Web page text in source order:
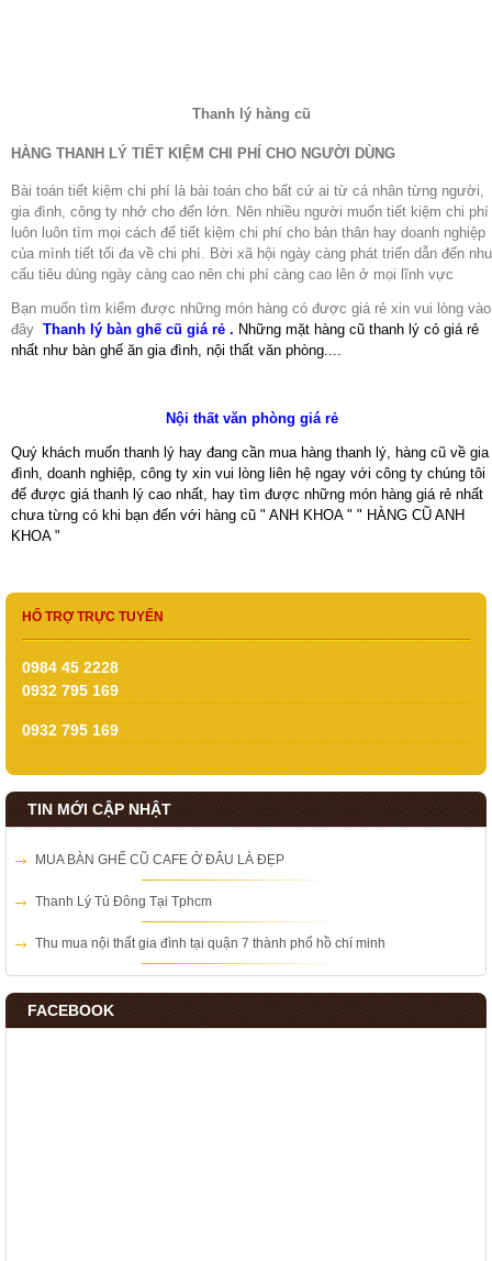
Thanh lý hàng cũ
HÀNG THANH LÝ TIẾT KIỆM CHI PHÍ CHO NGƯỜI DÙNG
Bài toán tiết kiệm chi phí là bài toán cho bất cứ ai từ cá nhân từng người,
gia đình, công ty nhở cho đến lớn. Nên nhiều người muốn tiết kiệm chi phí
luôn luôn tìm mọi cách để tiết kiệm chi phí cho bản thân hay doanh nghiệp
của mình tiết tối đa về chi phí. Bời xã hội ngày càng phát triển dẫn đến nhu
cấu tiêu dùng ngày càng cao nên chi phí càng cao lên ở mọi lĩnh vực
Bạn muốn tìm kiểm được những món hàng có được giá rẻ xin vui lòng vào
đây Thanh lý bàn ghế cũ giá rẻ . Những mặt hàng cũ thanh lý có giá rẻ
nhất như bàn ghế ăn gia đình, nội thất văn phòng....
Nội thất văn phòng giá rẻ
Quý khách muốn thanh lý hay đang cần mua hàng thanh lý, hàng cũ về gia
đình, doanh nghiệp, công ty xin vui lòng liên hệ ngay với công ty chúng tôi
để được giá thanh lý cao nhất, hay tìm được những món hàng giá rẻ nhất
chưa từng có khi bạn đến với hàng cũ " ANH KHOA " " HÀNG CŨ ANH
KHOA "
HỔ TRỢ TRỰC TUYẾN
0984 45 2228
0932 795 169
0932 795 169
TIN MỚI CẬP NHẬT
MUA BÀN GHẾ CŨ CAFE Ở ĐÂU LÀ ĐẸP
Thanh Lý Tủ Đông Tại Tphcm
Thu mua nội thất gia đình tại quận 7 thành phố hồ chí minh
FACEBOOK